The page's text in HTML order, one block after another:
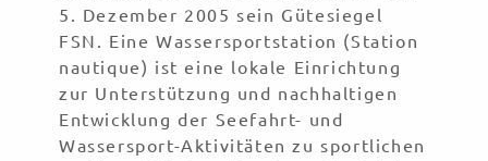
5. Dezember 2005 sein Gütesiegel
FSN. Eine Wassersportstation (Station
nautique) ist eine lokale Einrichtung
zur Unterstützung und nachhaltigen
Entwicklung der Seefahrt- und
Wassersport-Aktivitäten zu sportlichen